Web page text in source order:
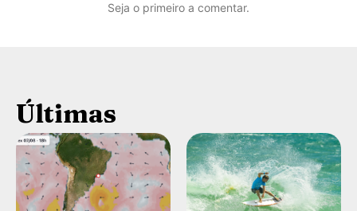
Seja o primeiro a comentar.
Últimas